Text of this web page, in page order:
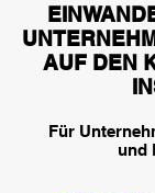
AUF DEN
Für
und